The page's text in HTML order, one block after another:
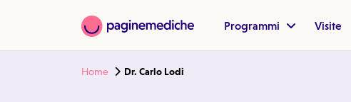
Programmi Visite
Home Dr. Carlo Lodi